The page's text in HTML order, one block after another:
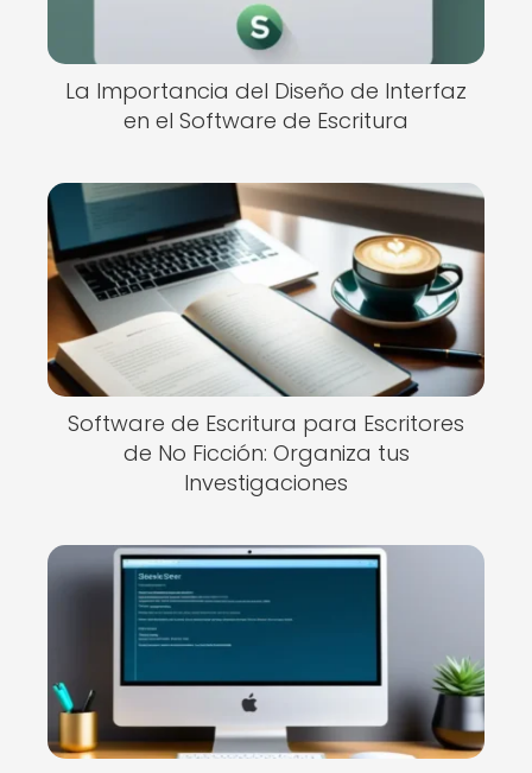
La Importancia del Diseño de Interfaz
en el Software de Escritura
Software de Escritura para Escritores
de No Ficción: Organiza tus
Investigaciones